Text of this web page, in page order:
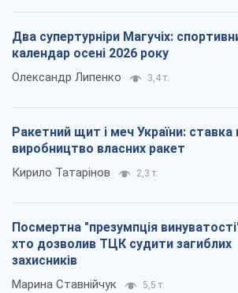
Два супертурніри Магучіх:
календар осені 2026 року
Олександр Липенко 3,4 т.
Ракетний щит і меч України: ставка
виробництво власних ракет
Кирило Татарінов 2,3 т.
Посмертна "презумпція
хто дозволив ТЦК судити загиблих
захисників
Марина Ставнійчук 5,5 т.